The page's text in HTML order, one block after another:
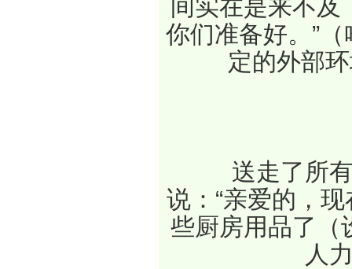
间实在是来不
你们准备好。”
定的外部
送走了所有
说：“亲爱的，
些厨房用品了（
人